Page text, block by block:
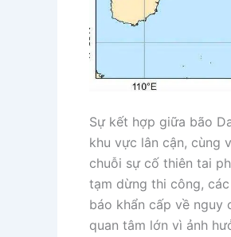
Sự kết hợp giữa bão
khu vực lân cận, cùng
chuỗi sự cố thiên tai
tạm dừng thi công,
báo khẩn cấp về nguy
quan tâm lớn vì ảnh